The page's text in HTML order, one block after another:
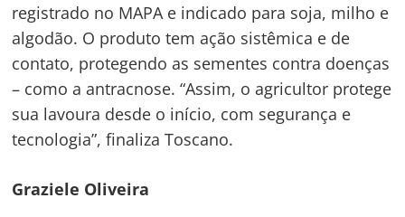
registrado no MAPA e indicado para soja, milho e
algodão. O produto tem ação sistêmica e de
contato, protegendo as sementes contra doenças
– como a antracnose. “Assim, o agricultor protege
sua lavoura desde o início, com segurança e
tecnologia”, finaliza Toscano.
Graziele Oliveira